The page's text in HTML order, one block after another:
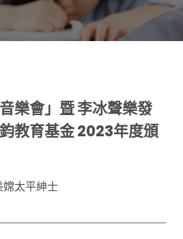
樂會」暨 李冰聲樂發
教育基金 2023年度頒
太平紳士